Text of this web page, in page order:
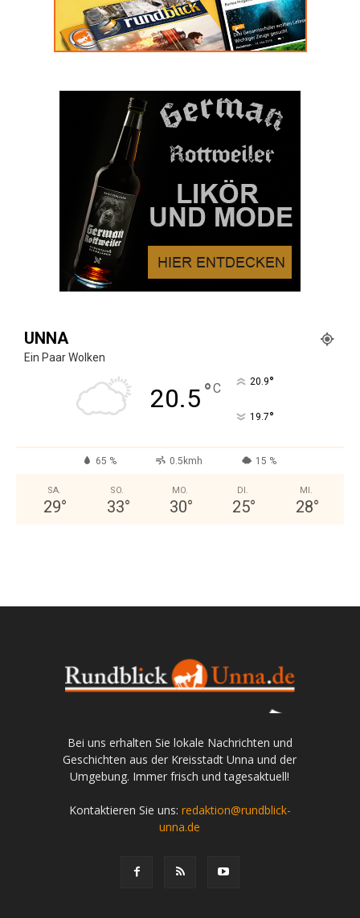
UNNA
Ein Paar Wolken
20.5°C 20.9°
19.7°
65 % 0.5kmh 15 %
SA.
29°
SO.
33°
MO.
30°
DI.
25°
MI.
28°
Bei uns erhalten Sie lokale Nachrichten und
Geschichten aus der Kreisstadt Unna und der
Umgebung. Immer frisch und tagesaktuell!
Kontaktieren Sie uns: redaktion@rundblick-
unna.de